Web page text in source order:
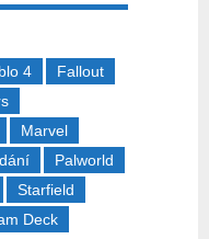
4
Fallout
Marvel
Palworld
Starfield
Deck